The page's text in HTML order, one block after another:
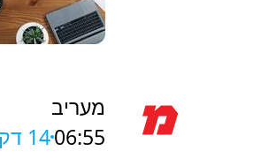
מעריב
06:5514 דקות